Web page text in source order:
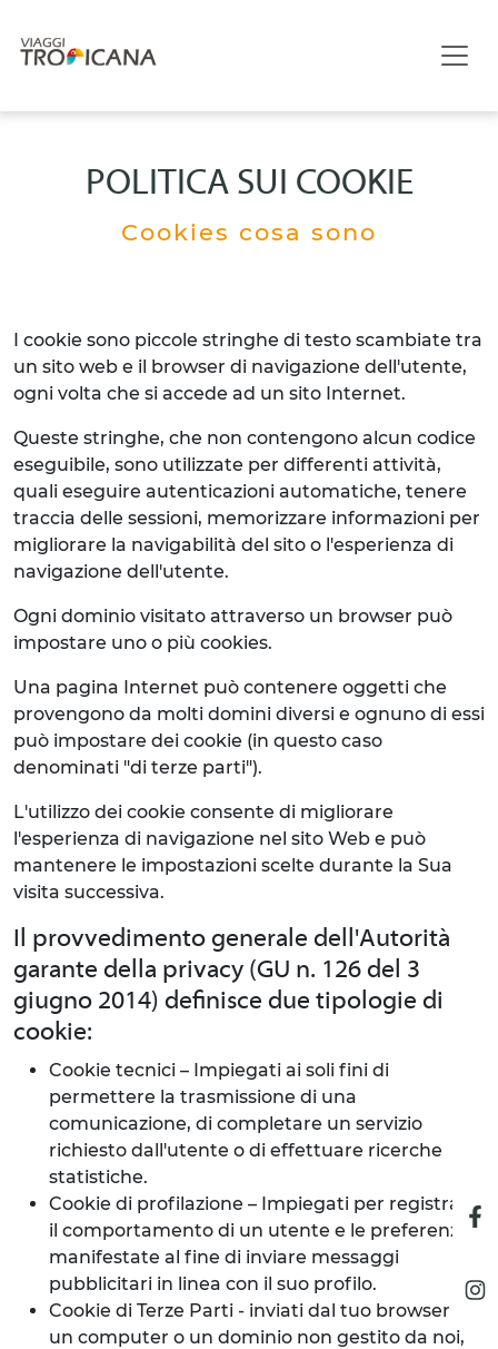
POLITICA SUI COOKIE
Cookies cosa sono
I cookie sono piccole stringhe di testo scambiate tra
un sito web e il browser di navigazione dell'utente,
ogni volta che si accede ad un sito Internet.
Queste stringhe, che non contengono alcun codice
eseguibile, sono utilizzate per differenti attività,
quali eseguire autenticazioni automatiche, tenere
traccia delle sessioni, memorizzare informazioni per
migliorare la navigabilità del sito o l'esperienza di
navigazione dell'utente.
Ogni dominio visitato attraverso un browser può
impostare uno o più cookies.
Una pagina Internet può contenere oggetti che
provengono da molti domini diversi e ognuno di essi
può impostare dei cookie (in questo caso
denominati "di terze parti").
L'utilizzo dei cookie consente di migliorare
l'esperienza di navigazione nel sito Web e può
mantenere le impostazioni scelte durante la Sua
visita successiva.
Il provvedimento generale dell'Autorità
garante della privacy (GU n. 126 del 3
giugno 2014) definisce due tipologie di
cookie:
Cookie tecnici – Impiegati ai soli fini di
permettere la trasmissione di una
comunicazione, di completare un servizio
richiesto dall'utente o di effettuare ricerche
statistiche.
Cookie di profilazione – Impiegati per registrare
il comportamento di un utente e le preferenze
manifestate al fine di inviare messaggi
pubblicitari in linea con il suo profilo.
Cookie di Terze Parti - inviati dal tuo browser da
un computer o un dominio non gestito da noi,